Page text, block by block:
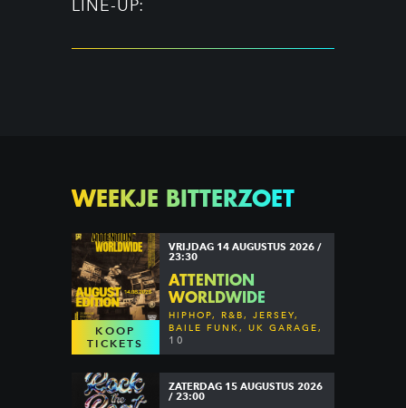
LINE-UP:
WEEKJE BITTERZOET
KOOP
TICKETS
VRIJDAG 14 AUGUSTUS 2026 /
23:30
ATTENTION
WORLDWIDE
HIPHOP, R&B, JERSEY,
BAILE FUNK, UK GARAGE,
DANCEHALL & MORE
10
ZATERDAG 15 AUGUSTUS 2026
/ 23:00